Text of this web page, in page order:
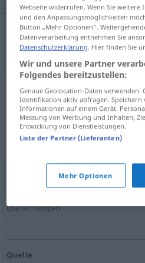
honorarymember
Beispielsätze
für
(nicht von der
Perhaps under the
Quelle:Europarl
Quelle
Webseite widerrufen. Wenn Sie weitere
und den Anpassungsmöglichkeiten
Button „Mehr Optionen“.
Datenverarbeitung entnehmen Sie
Datenschutzerklärung. Hier finden Sie
Wir und unsere Partner
Folgendes bereitzustellen:
Genaue Geolocation-Daten verwenden.
Identifikation aktiv abfragen.
Informationen auf einem Gerät.
Messung von Werbung und Inhalten,
Entwicklung von Dienstleistungen.
Liste der Partner (Lieferanten)
Mehr Optionen